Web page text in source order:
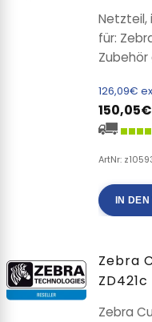
Netzteil,
für:
Zubehör
126,09€
ArtNr:
IN
Zebra
ZD421c
Zebra